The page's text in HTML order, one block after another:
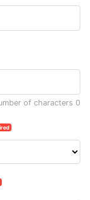
of characters 0